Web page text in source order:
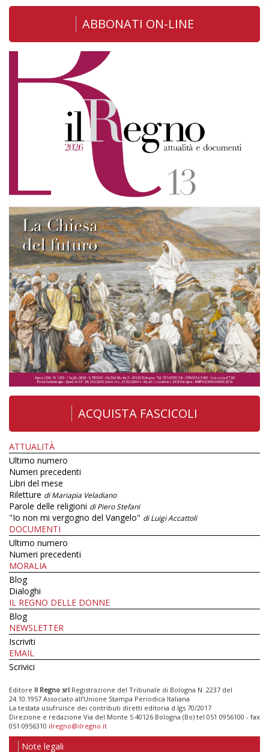
ABBONATI ON-LINE
ACQUISTA FASCICOLI
ATTUALITÀ
Ultimo numero
Numeri precedenti
Libri del mese
Riletture di Mariapia Veladiano
Parole delle religioni di Piero Stefani
"Io non mi vergogno del Vangelo" di Luigi Accattoli
DOCUMENTI
Ultimo numero
Numeri precedenti
MORALIA
Blog
Dialoghi
IL REGNO DELLE DONNE
Blog
NEWSLETTER
Iscriviti
EMAIL
Scrivici
Editore Il Regno srl Registrazione del Tribunale di Bologna N. 2237 del
24.10.1957 Associato all’Unione Stampa Periodica Italiana
La testata usufruisce dei contributi diretti editoria d.lgs 70/2017
Direzione e redazione Via del Monte 5 40126 Bologna (Bo) tel 051 0956100 - fax
051 0956310 ilregno@ilregno.it
Note legali